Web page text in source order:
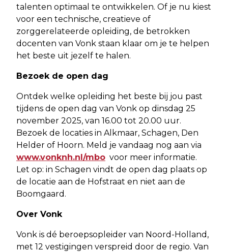
talenten optimaal te ontwikkelen. Of je nu kiest
voor een technische, creatieve of
zorggerelateerde opleiding, de betrokken
docenten van Vonk staan klaar om je te helpen
het beste uit jezelf te halen.
Bezoek de open dag
Ontdek welke opleiding het beste bij jou past
tijdens de open dag van Vonk op dinsdag 25
november 2025, van 16.00 tot 20.00 uur.
Bezoek de locaties in Alkmaar, Schagen, Den
Helder of Hoorn. Meld je vandaag nog aan via
www.vonknh.nl/mbo voor meer informatie.
Let op: in Schagen vindt de open dag plaats op
de locatie aan de Hofstraat en niet aan de
Boomgaard.
Over Vonk
Vonk is dé beroepsopleider van Noord-Holland,
met 12 vestigingen verspreid door de regio. Van